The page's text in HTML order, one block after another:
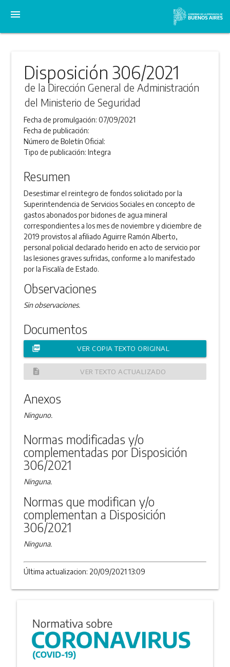
menu
Disposición 306/2021
de la Dirección General de Administración
del Ministerio de Seguridad
Fecha de promulgación:07/09/2021
Fecha de publicación:
Número de Boletín Oficial:
Tipo de publicación:Integra
Resumen
Desestimar el reintegro de fondos solicitado por la
Superintendencia de Servicios Sociales en concepto de
gastos abonados por bidones de agua mineral
correspondientes a los mes de noviembre y diciembre de
2019 provistos al afiliado Aguirre Ramón Alberto,
personal policial declarado herido en acto de servicio por
las lesiones graves sufridas, conforme a lo manifestado
por la Fiscalía de Estado.
Observaciones
Sin observaciones.
Documentos
picture_as_pdf VER COPIA TEXTO ORIGINAL
description VER TEXTO ACTUALIZADO
Anexos
Ninguno.
Normas modificadas y/o
complementadas por Disposición
306/2021
Ninguna.
Normas que modifican y/o
complementan a Disposición
306/2021
Ninguna.
Última actualizacion: 20/09/2021 13:09